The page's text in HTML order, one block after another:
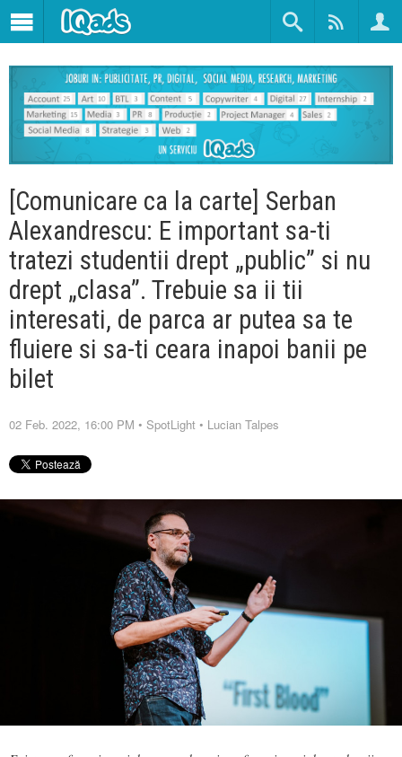
[Comunicare ca la carte] Serban
Alexandrescu: E important sa-ti
tratezi studentii drept „public” si nu
drept „clasa”. Trebuie sa ii tii
interesati, de parca ar putea sa te
fluiere si sa-ti ceara inapoi banii pe
bilet
02 Feb. 2022, 16:00 PM • SpotLight • Lucian Talpes